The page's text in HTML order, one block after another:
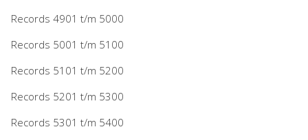
Records 4901 t/m 5000
Records 5001 t/m 5100
Records 5101 t/m 5200
Records 5201 t/m 5300
Records 5301 t/m 5400